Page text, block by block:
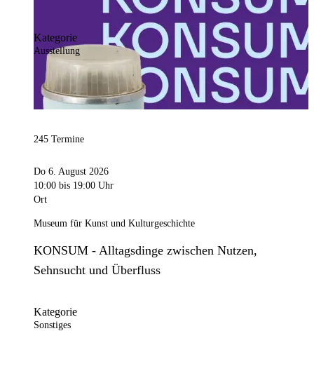
Kategorie
Ausstellung
245 Termine
Do 6. August 2026
10:00 bis 19:00 Uhr
Ort
Museum für Kunst und Kulturgeschichte
KONSUM - Alltagsdinge zwischen Nutzen,
Sehnsucht und Überfluss
Kategorie
Sonstiges